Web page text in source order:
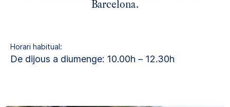
Barcelona.
Horari habitual:
De dijous a diumenge: 10.00h – 12.30h